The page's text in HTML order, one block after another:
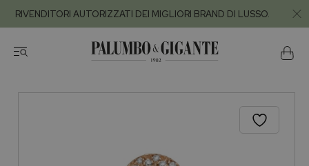
RIVENDITORI AUTORIZZATI DEI MIGLIORI BRAND DI LUSSO.